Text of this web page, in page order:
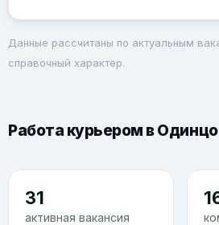
Данные рассчитаны по актуальным
справочный характер.
Работа курьером в
31
активная вакансия